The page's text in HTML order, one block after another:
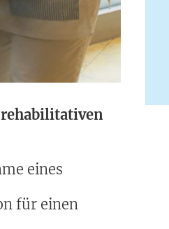
eines
für einen